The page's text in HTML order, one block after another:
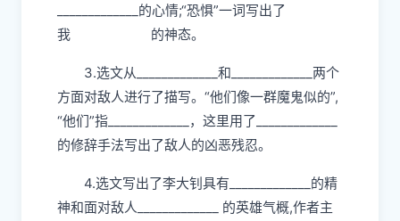
_____________的心情;“恐惧”一词写出了
我 的神态。
3.选文从_____________和_____________两个
方面对敌人进行了描写。“他们像一群魔鬼似的”,
“他们”指_____________，这里用了_____________
的修辞手法写出了敌人的凶恶残忍。
4.选文写出了李大钊具有_____________的精
神和面对敌人_____________ 的英雄气概,作者主